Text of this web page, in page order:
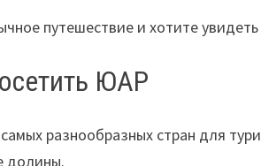
путешествие и хотите
ЮАР
разнообразных стран для
долины.